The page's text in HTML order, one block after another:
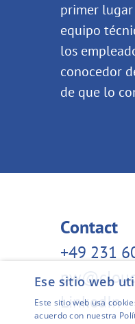
primer
equipo
los
conocedor
de que lo
Contact
+49 231
LinkedIn
Ese sitio web
Este sitio web usa
acuerdo con nuestra